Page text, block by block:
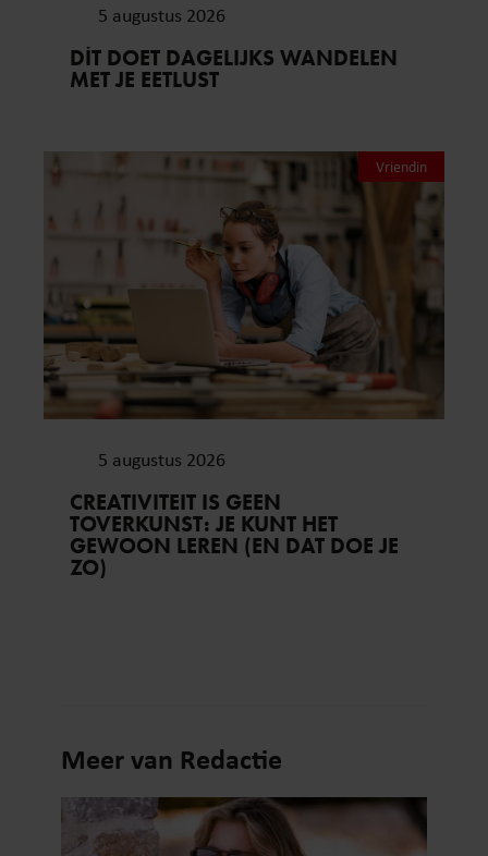
5 augustus 2026
DÍT DOET DAGELIJKS WANDELEN
MET JE EETLUST
Vriendin
5 augustus 2026
CREATIVITEIT IS GEEN
TOVERKUNST: JE KUNT HET
GEWOON LEREN (EN DAT DOE JE
ZO)
Meer van Redactie